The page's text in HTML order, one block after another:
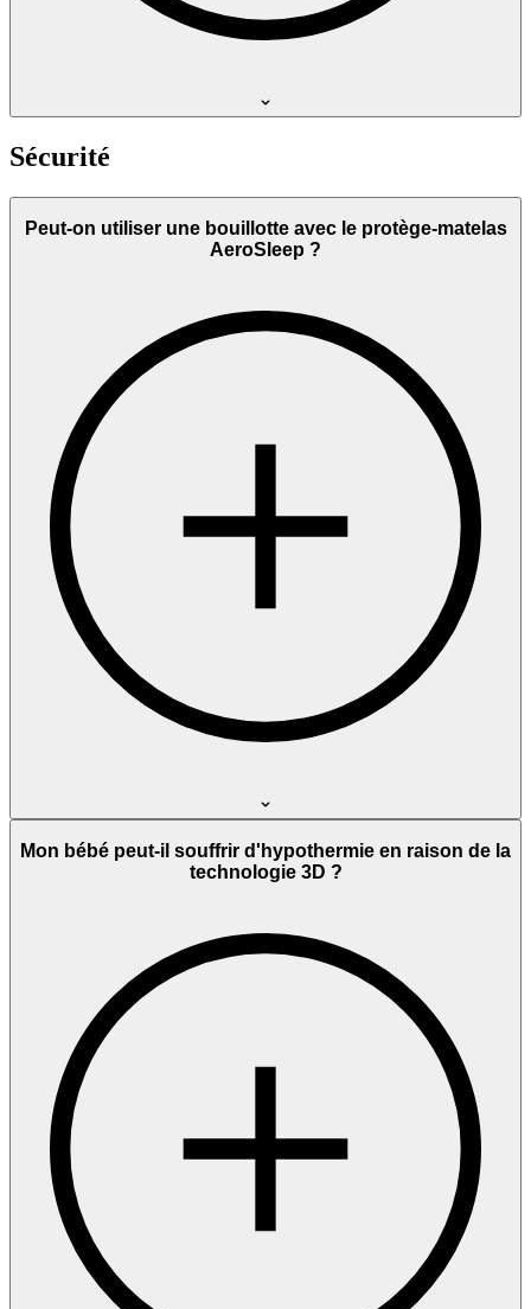
Sécurité
Peut-on utiliser une bouillotte avec le protège-matelas
AeroSleep ?
Mon bébé peut-il souffrir d'hypothermie en raison de la
technologie 3D ?